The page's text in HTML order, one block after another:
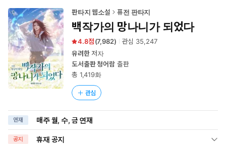
로
이
동
판타지 웹소설 퓨전 판타지
백작가의 망나니가 되었다
4.8 (7,982) 관심 35,247
유려한저자
도서출판 청어람출판
총 1,419화
관심
연재 매주 월, 수, 금 연재
공지 휴재 공지